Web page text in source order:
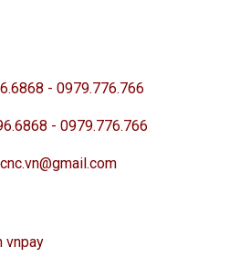
- 0979.776.766
- 0979.776.766
vnpay